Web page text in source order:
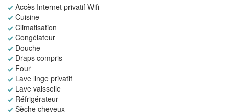
Accès Internet privatif Wifi
Cuisine
Climatisation
Congélateur
Douche
Draps compris
Four
Lave linge privatif
Lave vaisselle
Réfrigérateur
Sèche cheveux